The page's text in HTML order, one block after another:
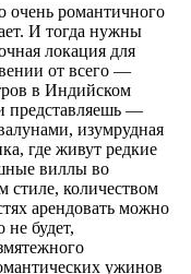
очень романтичного
И тогда нужны
локация для
от всего —
в Индийском
представляешь —
изумрудная
где живут редкие
виллы во
стиле, количеством
арендовать можно
не будет,
ужинов